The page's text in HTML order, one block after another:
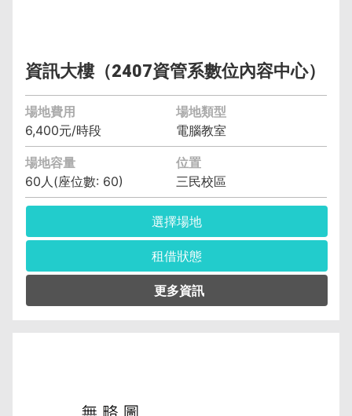
資訊大樓（2407資管系數位內容中心）
場地費用
場地類型
6,400元/時段
電腦教室
場地容量
位置
60人(座位數: 60)
三民校區
選擇場地
租借狀態